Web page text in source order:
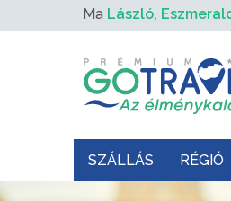
Ma László,
SZÁLLÁS RÉGIÓ